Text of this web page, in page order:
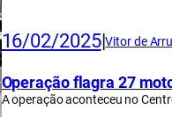
16/02/2025|Vitor de
Operação flagra 27
A operação aconteceu no